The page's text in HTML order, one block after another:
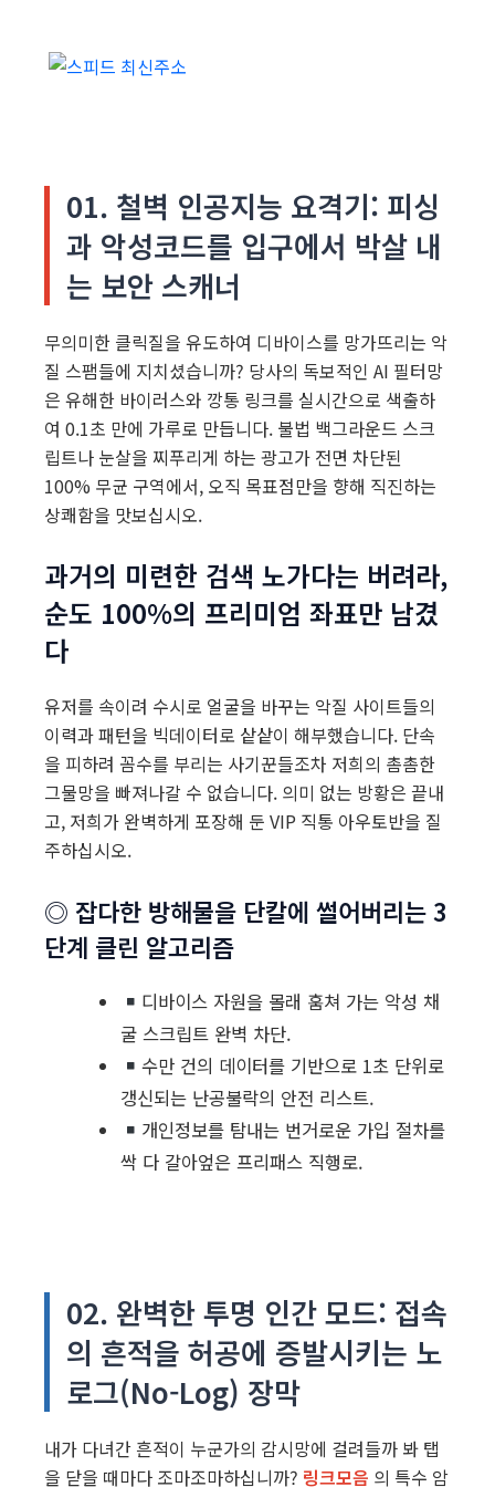
01. 철벽 인공지능 요격기: 피싱
과 악성코드를 입구에서 박살 내
는 보안 스캐너
무의미한 클릭질을 유도하여 디바이스를 망가뜨리는 악
질 스팸들에 지치셨습니까? 당사의 독보적인 AI 필터망
은 유해한 바이러스와 깡통 링크를 실시간으로 색출하
여 0.1초 만에 가루로 만듭니다. 불법 백그라운드 스크
립트나 눈살을 찌푸리게 하는 광고가 전면 차단된
100% 무균 구역에서, 오직 목표점만을 향해 직진하는
상쾌함을 맛보십시오.
과거의 미련한 검색 노가다는 버려라,
순도 100%의 프리미엄 좌표만 남겼
다
유저를 속이려 수시로 얼굴을 바꾸는 악질 사이트들의
이력과 패턴을 빅데이터로 샅샅이 해부했습니다. 단속
을 피하려 꼼수를 부리는 사기꾼들조차 저희의 촘촘한
그물망을 빠져나갈 수 없습니다. 의미 없는 방황은 끝내
고, 저희가 완벽하게 포장해 둔 VIP 직통 아우토반을 질
주하십시오.
◎ 잡다한 방해물을 단칼에 썰어버리는 3
단계 클린 알고리즘
디바이스 자원을 몰래 훔쳐 가는 악성 채
굴 스크립트 완벽 차단.
수만 건의 데이터를 기반으로 1초 단위로
갱신되는 난공불락의 안전 리스트.
개인정보를 탐내는 번거로운 가입 절차를
싹 다 갈아엎은 프리패스 직행로.
02. 완벽한 투명 인간 모드: 접속
의 흔적을 허공에 증발시키는 노
로그(No-Log) 장막
내가 다녀간 흔적이 누군가의 감시망에 걸려들까 봐 탭
을 닫을 때마다 조마조마하십니까? 링크모음 의 특수 암